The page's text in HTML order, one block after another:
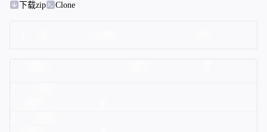
下载zip
Clone